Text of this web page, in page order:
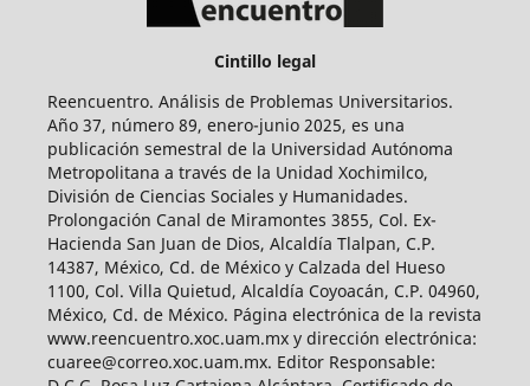
Cintillo legal
Reencuentro. Análisis de Problemas Universitarios.
Año 37, número 89, enero-junio 2025, es una
publicación semestral de la Universidad Autónoma
Metropolitana a través de la Unidad Xochimilco,
División de Ciencias Sociales y Humanidades.
Prolongación Canal de Miramontes 3855, Col. Ex-
Hacienda San Juan de Dios, Alcaldía Tlalpan, C.P.
14387, México, Cd. de México y Calzada del Hueso
1100, Col. Villa Quietud, Alcaldía Coyoacán, C.P. 04960,
México, Cd. de México. Página electrónica de la revista
www.reencuentro.xoc.uam.mx y dirección electrónica:
cuaree@correo.xoc.uam.mx. Editor Responsable: